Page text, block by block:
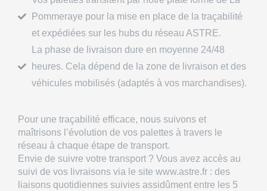
Pommeraye pour la mise en place de la traçabilité
et expédiées sur les hubs du réseau ASTRE.
La phase de livraison dure en moyenne 24/48
heures. Cela dépend de la zone de livraison et des
véhicules mobilisés (adaptés à vos marchandises).
Pour une traçabilité efficace, nous suivons et
maîtrisons l’évolution de vos palettes à travers le
réseau à chaque étape de transport.
Envie de suivre votre transport ? Vous avez accès au
suivi de vos livraisons via le site www.astre.fr : des
liaisons quotidiennes suivies assidûment entre les 5